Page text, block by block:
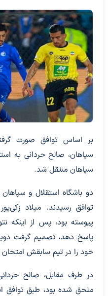
بر اساس توافق صورت
سپاهان، صالح حردانی به
سپاهان منتقل شد.
دو باشگاه استقلال و
توافق رسیدند. میلاد
پیوسته بود، پس از اینکه
پاسخ دهد، تصمیم گرفت
خود را در تیم سابقش امتحان
در طرف مقابل، صالح
ملحق شده بود، طبق توافق